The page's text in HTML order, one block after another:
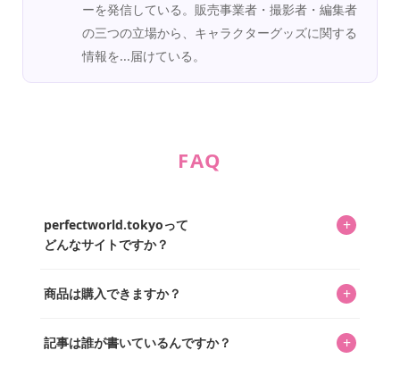
ーを発信している。販売事業者・撮影者・編集者
の三つの立場から、キャラクターグッズに関する
情報を...届けている。
FAQ
perfectworld.tokyoって
どんなサイトですか？
+
ってもらうニュースサイトです。運営はキャラグッズコレ
を中心に行われており、私たちは実際に40,000種のキャラグ
商品は購入できますか？ +
「perfectworld.shop」で、ほとんど全てのアイテムを購
記事は誰が書いているんですか？ +